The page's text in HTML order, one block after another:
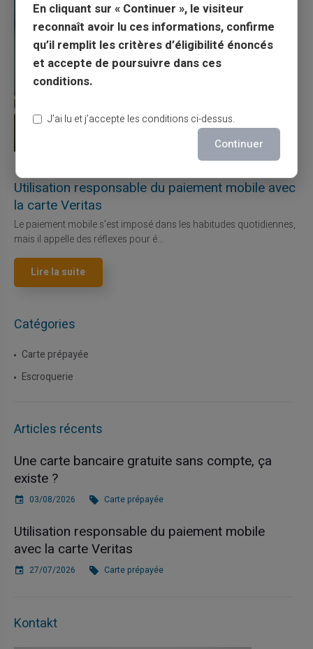
Utilisation responsable du paiement mobile avec
la carte Veritas
Le paiement mobile s'est imposé dans les habitudes quotidiennes,
mais il appelle des réflexes pour é...
Lire la suite
Catégories
Carte prépayée
Escroquerie
Articles récents
Une carte bancaire gratuite sans compte, ça
existe ?
03/08/2026 Carte prépayée
Utilisation responsable du paiement mobile
avec la carte Veritas
27/07/2026 Carte prépayée
Kontakt
En cliquant sur « Continuer », le visiteur
reconnaît avoir lu ces informations, confirme
qu’il remplit les critères d’éligibilité énoncés
et accepte de poursuivre dans ces
conditions.
J’ai lu et j’accepte les conditions ci-dessus.
Continuer